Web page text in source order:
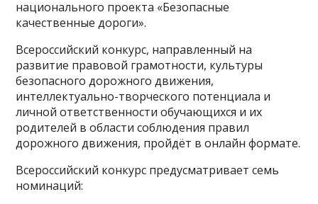
национального проекта «Безопасные
качественные дороги».
Всероссийский конкурс, направленный на
развитие правовой грамотности, культуры
безопасного дорожного движения,
интеллектуально-творческого потенциала и
личной ответственности обучающихся и их
родителей в области соблюдения правил
дорожного движения, пройдёт в онлайн формате.
Всероссийский конкурс предусматривает семь
номинаций: